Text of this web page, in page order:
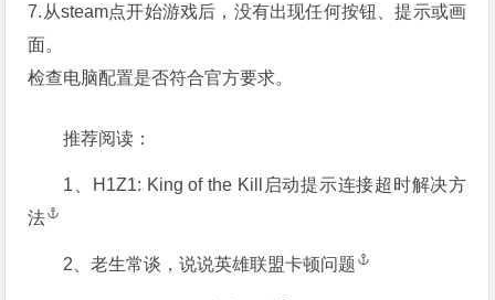
7.从steam点开始游戏后，没有出现任何按钮、提示或画
面。
检查电脑配置是否符合官方要求。
推荐阅读：
1、
H1Z1: King of the Kill启动提示连接超时解决方
法
2、老生常谈，说说英雄联盟卡顿问题